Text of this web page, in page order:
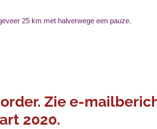
25 km met halverwege een pauze.
Zie e-
2020.